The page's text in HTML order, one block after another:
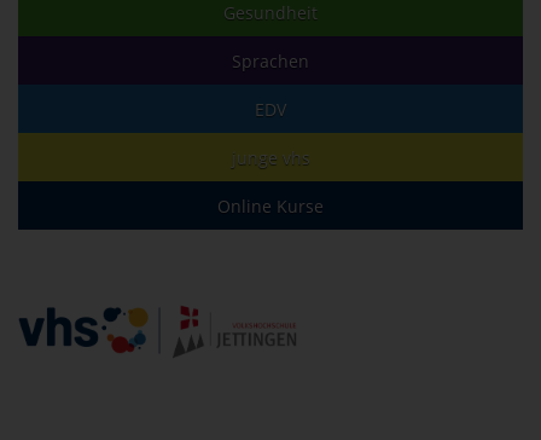
Gesundheit
Sprachen
EDV
junge vhs
Online Kurse